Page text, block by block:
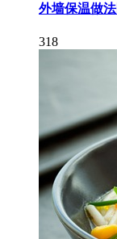
外墙保温做
318